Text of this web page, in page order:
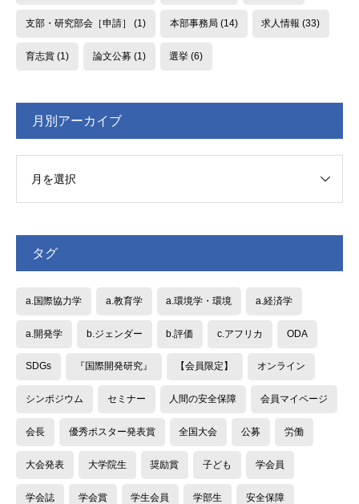
支部・研究部会［申請］ (1) 本部事務局 (14) 求人情報 (33)
育志賞(1) 論文公募(1) 選挙 (6)
月別アーカイブ
タグ
a.国際協力学 a.教育学 a.環境学・環境 a.経済学
a.開発学 b.ジェンダー b.評価 c.アフリカ ODA
SDGs 『国際開発研究』 【会員限定】 オンライン
シンポジウム セミナー 人間の安全保障 会員マイページ
会長 優秀ポスター発表賞 全国大会 公募 労働
大会発表 大学院生 奨励賞 子ども 学会員
学会誌 学会賞 学生会員 学部生 安全保障